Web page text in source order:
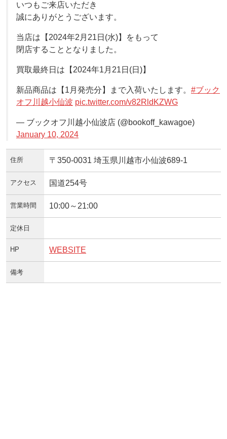
いつもご来店いただき
誠にありがとうございます。
当店は【2024年2月21日(水)】をもって
閉店することとなりました。
買取最終日は【2024年1月21日(日)】
新品商品は【1月発売分】まで入荷いたします。 #ブック
オフ川越小仙波 pic.twitter.com/v82RldKZWG
— ブックオフ川越小仙波店 (@bookoff_kawagoe)
January 10, 2024
住所 〒350-0031 埼玉県川越市小仙波689-1
アクセス 国道254号
営業時間 10:00～21:00
定休日
HP WEBSITE
備考